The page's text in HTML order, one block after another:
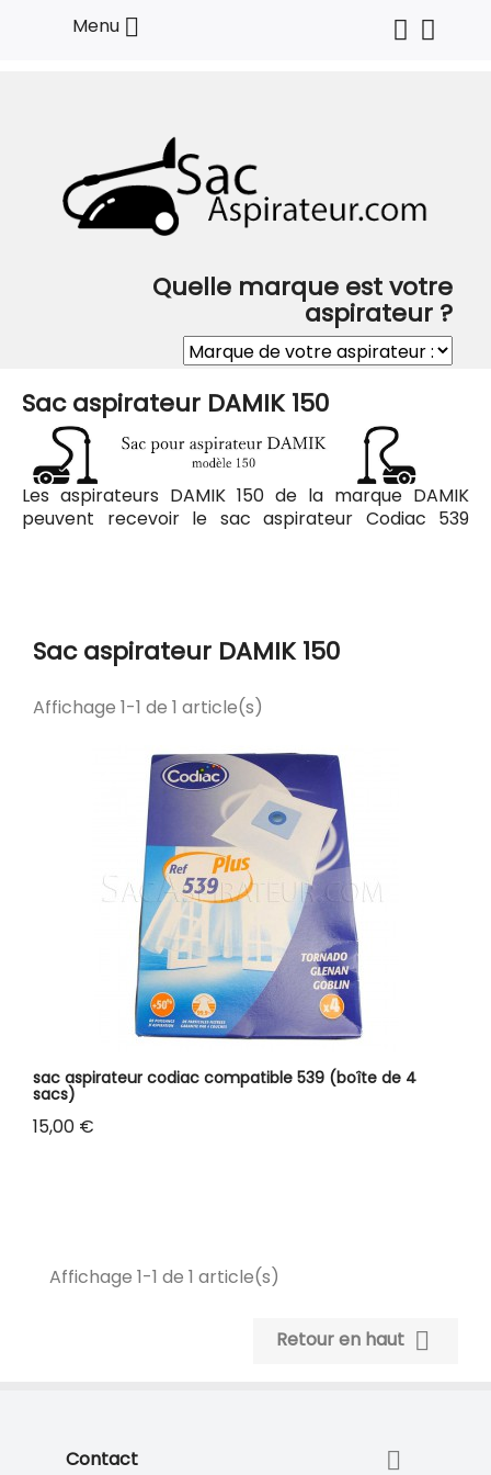
Menu 
Quelle marque est votre
aspirateur ?
Sac aspirateur DAMIK 150
Les aspirateurs DAMIK 150 de la marque DAMIK
peuvent recevoir le sac aspirateur Codiac 539
Sac aspirateur DAMIK 150
Affichage 1-1 de 1 article(s)
sac aspirateur codiac compatible 539 (boîte de 4
sacs)
Prix
15,00 €
Affichage 1-1 de 1 article(s)
Retour en haut 
Contact 